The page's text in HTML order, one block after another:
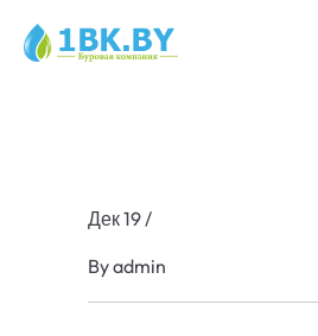
Дек 19/
Byadmin